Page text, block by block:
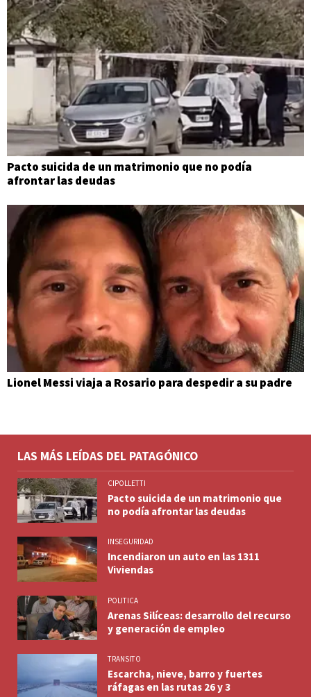
Pacto suicida de un matrimonio que no podía
afrontar las deudas
Lionel Messi viaja a Rosario para despedir a su padre
LAS MÁS LEÍDAS DEL PATAGÓNICO
CIPOLLETTI
Pacto suicida de un matrimonio que
no podía afrontar las deudas
INSEGURIDAD
Incendiaron un auto en las 1311
Viviendas
POLITICA
Arenas Silíceas: desarrollo del recurso
y generación de empleo
TRANSITO
Escarcha, nieve, barro y fuertes
ráfagas en las rutas 26 y 3